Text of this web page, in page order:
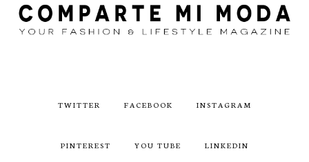
TWITTER FACEBOOK INSTAGRAM
PINTEREST YOU TUBE LINKEDIN